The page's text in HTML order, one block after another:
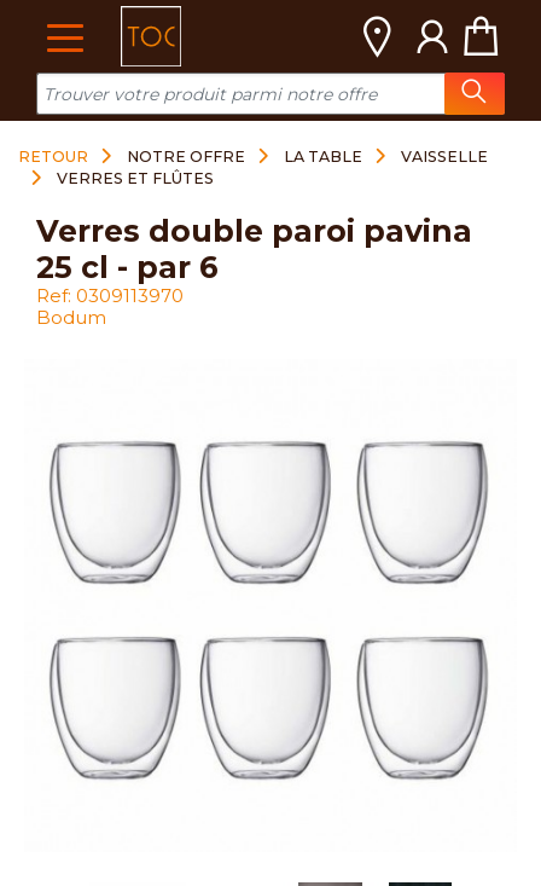
RETOUR NOTRE OFFRE LA TABLE
VAISSELLE
VERRES ET FLÛTES
verres double paroi pavina
25 cl - par 6
Ref: 0309113970
Bodum
Cookies management panel